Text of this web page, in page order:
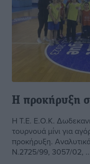
Η προκήρυξη
Η Τ.Ε. Ε.Ο.Κ.
τουρνουά μίνι για
προκήρυξη.
Ν.2725/99, 3057/02,